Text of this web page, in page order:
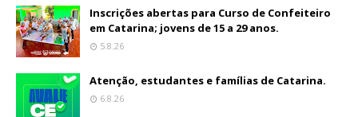
Inscrições abertas para Curso de Confeiteiro
em Catarina; jovens de 15 a 29 anos.
5.8.26
Atenção, estudantes e famílias de Catarina.
6.8.26